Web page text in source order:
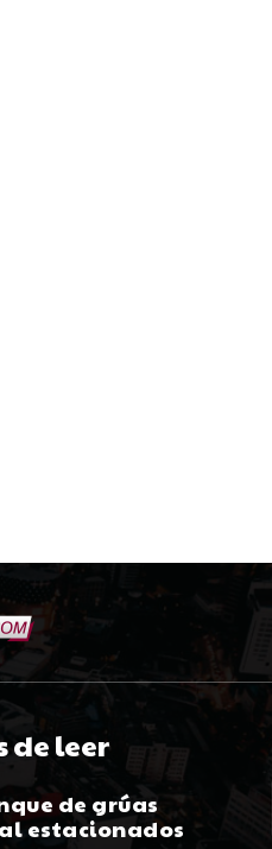
de leer
de grúas
estacionados